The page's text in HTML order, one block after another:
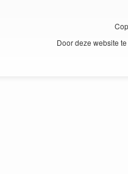
Door deze website